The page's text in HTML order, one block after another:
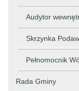
Audytor
Skrzynka
Pełnomocnik
Rada Gminy